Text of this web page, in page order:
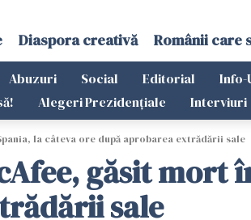
Diaspora creativă Românii care
Abuzuri Social Editorial Info-
Alegeri Prezidențiale Interviuri
la câteva ore după aprobarea extrădării sale
găsit mort
sale